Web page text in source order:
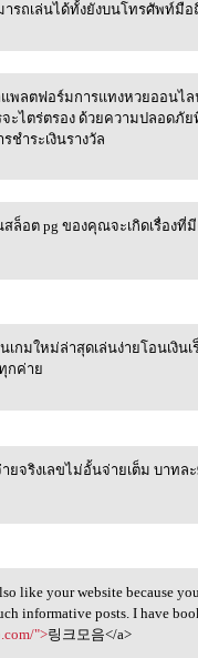
รถเล่นได้ทั้งยังบนโทรศัพท์มื
รค้นหาแพลตฟอร์มก
พลตฟอร์มการแทงหวยออนไ
ะไตร่ตรอง ด้วยความปลอดภั
ชำระเงินรางวัล
รเล่นสล็อต
สล็อต pg ของคุณจะเกิดเรื่อง
เกมใหม่ล่าสุดเล่นง่ายโอนเงิ
กค่าย
ยจริงเลขไม่อั้นจ่ายเต็ม บาทล
also
like your website because
informative posts. I have
">링크모음</a>